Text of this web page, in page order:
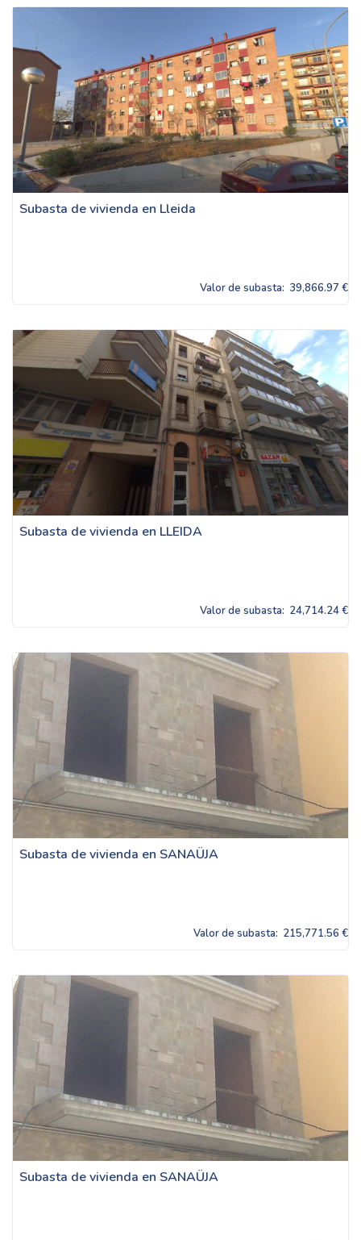
Subasta de vivienda en Lleida
Valor de subasta: 39,866.97 €
Subasta de vivienda en LLEIDA
Valor de subasta: 24,714.24 €
Subasta de vivienda en SANAÜJA
Valor de subasta: 215,771.56 €
Subasta de vivienda en SANAÜJA